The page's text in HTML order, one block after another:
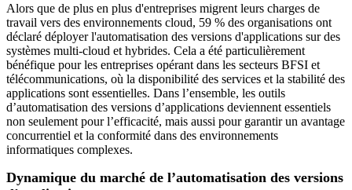
Alors que de plus en plus d'entreprises migrent leurs charges de
travail vers des environnements cloud, 59 % des organisations ont
déclaré déployer l'automatisation des versions d'applications sur des
systèmes multi-cloud et hybrides. Cela a été particulièrement
bénéfique pour les entreprises opérant dans les secteurs BFSI et
télécommunications, où la disponibilité des services et la stabilité des
applications sont essentielles. Dans l’ensemble, les outils
d’automatisation des versions d’applications deviennent essentiels
non seulement pour l’efficacité, mais aussi pour garantir un avantage
concurrentiel et la conformité dans des environnements
informatiques complexes.
Dynamique du marché de l’automatisation des versions